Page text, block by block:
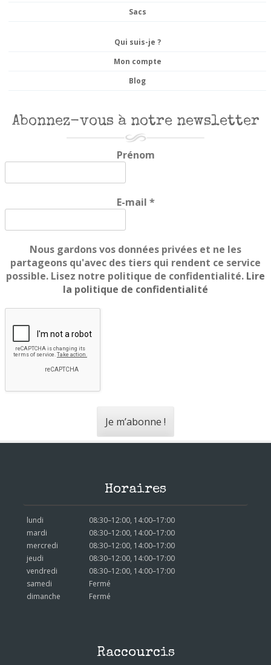
Sacs
Qui suis-je ?
Mon compte
Blog
Abonnez-vous à notre newsletter
Prénom
E-mail *
Nous gardons vos données privées et ne les
partageons qu'avec des tiers qui rendent ce service
possible. Lisez notre politique de confidentialité. Lire
la politique de confidentialité
Horaires
lundi
08:30–12:00, 14:00–17:00
mardi
08:30–12:00, 14:00–17:00
mercredi
08:30–12:00, 14:00–17:00
jeudi
08:30–12:00, 14:00–17:00
vendredi
08:30–12:00, 14:00–17:00
samedi
Fermé
dimanche
Fermé
Raccourcis